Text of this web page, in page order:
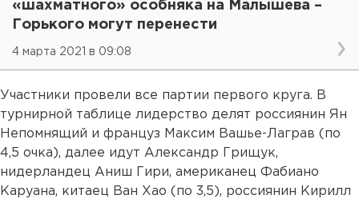
«шахматного» особняка на Малышева –
Горького могут перенести
4 марта 2021 в 09:08
Участники провели все партии первого круга. В
турнирной таблице лидерство делят россиянин Ян
Непомнящий и француз Максим Вашье-Лаграв (по
4,5 очка), далее идут Александр Грищук,
нидерландец Аниш Гири, американец Фабиано
Каруана, китаец Ван Хао (по 3,5), россиянин Кирилл